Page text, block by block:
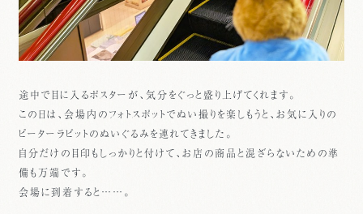
途中で目に入るポスターが、気分をぐっと盛り上げてくれます。
この日は、会場内のフォトスポットでぬい撮りを楽しもうと、お気に入りの
ピーターラビットのぬいぐるみを連れてきました。
自分だけの目印もしっかりと付けて、お店の商品と混ざらないための準
備も万端です。
会場に到着すると……。